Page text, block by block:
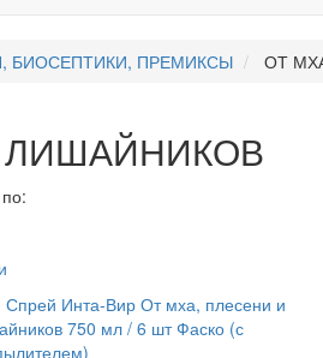
БИОСЕПТИКИ, ПРЕМИКСЫ ОТ
Спрей Инта-Вир От мха, плесени и
750 мл / 6 шт Фаско (с